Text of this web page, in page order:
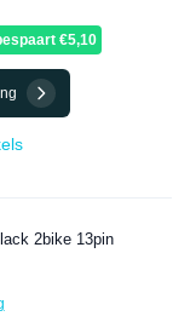
€5,10
2bike 13pin